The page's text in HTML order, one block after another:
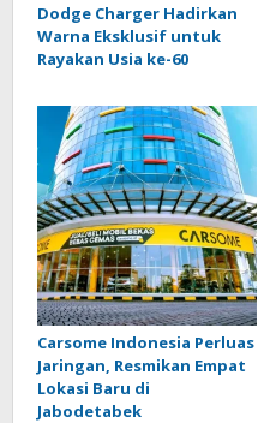
Dodge Charger Hadirkan
Warna Eksklusif untuk
Rayakan Usia ke-60
Carsome Indonesia Perluas
Jaringan, Resmikan Empat
Lokasi Baru di
Jabodetabek